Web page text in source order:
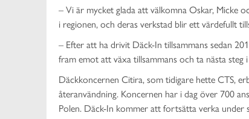
– Vi är mycket glada att välkomna Oskar, Micke
i regionen, och deras verkstad blir ett värdefullt
– Efter att ha drivit Däck-In tillsammans sedan
fram emot att växa tillsammans och ta nästa steg
Däckkoncernen Citira, som tidigare hette CTS,
återanvändning. Koncernen har i dag över 700
Polen. Däck-In kommer att fortsätta verka under